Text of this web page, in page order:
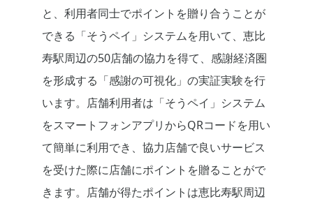
と、利用者同士でポイントを贈り合うことが
できる「そうペイ」システムを用いて、恵比
寿駅周辺の50店舗の協力を得て、感謝経済圏
を形成する「感謝の可視化」の実証実験を行
います。店舗利用者は「そうペイ」システム
をスマートフォンアプリからQRコードを用い
て簡単に利用でき、協力店舗で良いサービス
を受けた際に店舗にポイントを贈ることがで
きます。店舗が得たポイントは恵比寿駅周辺